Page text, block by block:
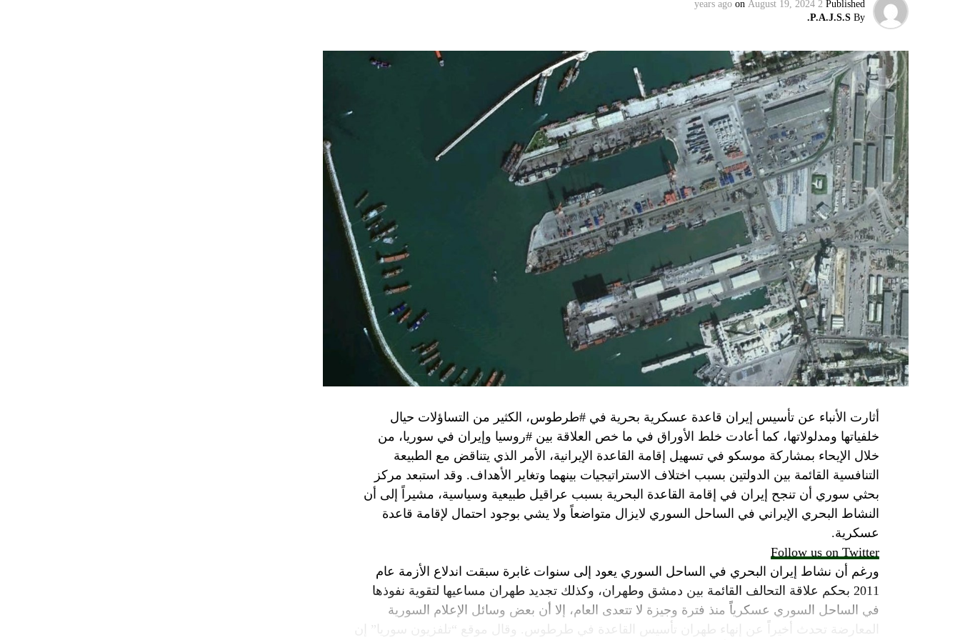
وليس على حكومته.
الإرهابيين من إعادة التسلح”.
وفي هذا السياق، قال الكاتب والباحث السياسي الفلسطيني جمال زقوت في حديث لـ”سكاي نيوز
عربية”:
حماس ليست عقبة في المفاوضات وأي حديث من هذا القبيل تجني على الموقف الفلسطيني.
المعضلة الأساسية هي أن نتنياهو يعرض المجتمع الإسرائيلي والمنطقة للخطر.
حماس وافقت على الإطار الرئيسي الذي قدمه جو بايدن وقالت إنها وافقت على تصورات يوليو.
حماس تدرك أن وقف إطلاق النار مصلحة لفلسطين والمنطقة.
برنامج نتنياهو لا يريد السلام في المنطقة، وهو من سمح ببقاء حماس في الحكم.
حماس منذ ديسمبر قدمت لمصر رأيا يقول إنها مستعدة لحكومة وفاق وطني تمهيدا لإجراء انتخابات بعد ثلاث
أو أربع سنوات.
الجدية تقتضي أن يجري توافق على حكومة وفاق وطني.
الأمن الإسرائيلي يقول أنه لا يوجد سبب أمني للتواجد في محوار فيلادلفيا، ونتنياهو لا يريد الإصغاء.
SkyNewsArabia
Published
2 years ago
on August 19, 2024
By
P.A.J.S.S.
أثارت الأنباء عن تأسيس إيران قاعدة عسكرية بحرية في #طرطوس، الكثير من التساؤلات حيال
خلفياتها ومدلولاتها، كما أعادت خلط الأوراق في ما خص العلاقة بين #روسيا وإيران في سوريا، من
خلال الإيحاء بمشاركة موسكو في تسهيل إقامة القاعدة الإيرانية، الأمر الذي يتناقض مع الطبيعة
التنافسية القائمة بين الدولتين بسبب اختلاف الاستراتيجيات بينهما وتغاير الأهداف. وقد استبعد مركز
بحثي سوري أن تنجح إيران في إقامة القاعدة البحرية بسبب عراقيل طبيعية وسياسية، مشيراً إلى أن
النشاط البحري الإيراني في الساحل السوري لايزال متواضعاً ولا يشي بوجود احتمال لإقامة قاعدة
عسكرية.
Follow us on Twitter
ورغم أن نشاط إيران البحري في الساحل السوري يعود إلى سنوات غابرة سبقت اندلاع الأزمة عام
2011 بحكم علاقة التحالف القائمة بين دمشق وطهران، وكذلك تجديد طهران مساعيها لتقوية نفوذها
في الساحل السوري عسكرياً منذ فترة وجيزة لا تتعدى العام، إلا أن بعض وسائل الإعلام السورية
المعارضة تحدث أخيراً عن إنهاء طهران تأسيس القاعدة في طرطوس. وقال موقع “تلفزيون سوريا” إن